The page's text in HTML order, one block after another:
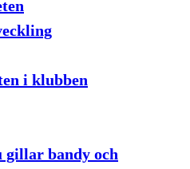
i klubben
gillar bandy och